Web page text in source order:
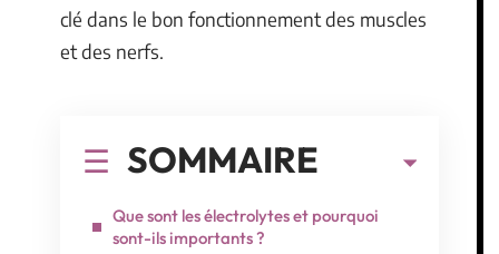
clé dans le bon fonctionnement des muscles
et des nerfs.
SOMMAIRE
Que sont les électrolytes et pourquoi
sont-ils importants ?